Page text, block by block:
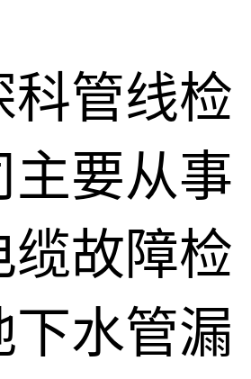
科管线检
主要从事
缆故障检
下水管漏